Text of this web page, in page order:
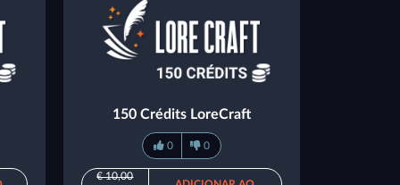
150 Crédits LoreCraft
0 0
€ 10,00